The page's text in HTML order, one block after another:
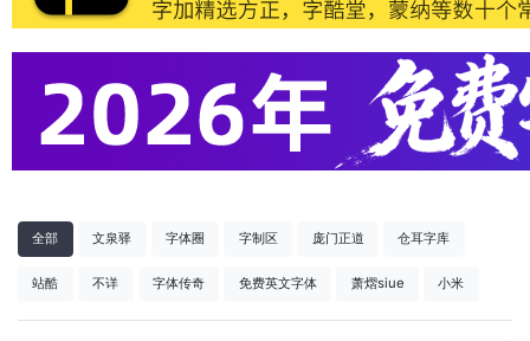
全部 文泉驿 字体圈 字制区 庞门正道 仓耳字库
站酷 不详 字体传奇 免费英文字体 萧熠siue 小米